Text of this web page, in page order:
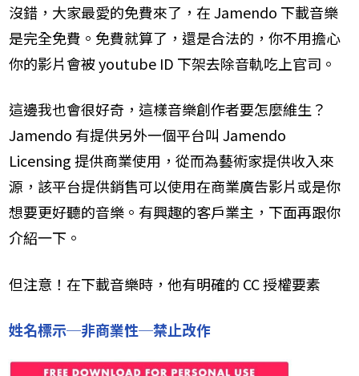
沒錯，大家最愛的免費來了，在 Jamendo 下載音樂
是完全免費。免費就算了，還是合法的，你不用擔心
你的影片會被 youtube ID 下架去除音軌吃上官司。
這邊我也會很好奇，這樣音樂創作者要怎麼維生？
Jamendo 有提供另外一個平台叫 Jamendo
Licensing 提供商業使用，從而為藝術家提供收入來
源，該平台提供銷售可以使用在商業廣告影片或是你
想要更好聽的音樂。有興趣的客戶業主，下面再跟你
介紹一下。
​​但注意！在下載音樂時，他有明確的 CC 授權要素
姓名標示─非商業性─禁止改作